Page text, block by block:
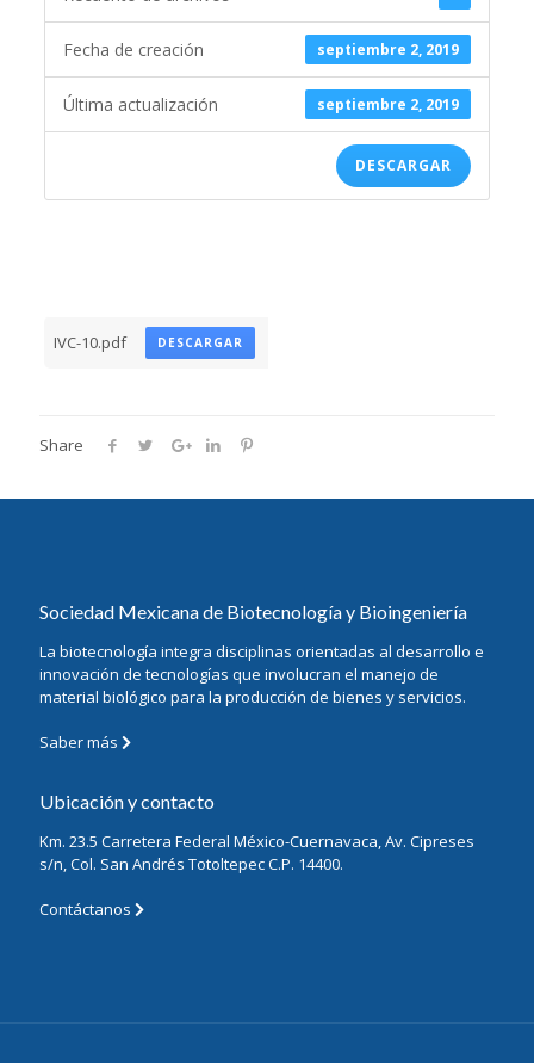
septiembre 2, 2019
Fecha de creación
septiembre 2, 2019
Última actualización
DESCARGAR
IVC-10.pdf DESCARGAR
Share
Sociedad Mexicana de Biotecnología y Bioingeniería
La biotecnología integra disciplinas orientadas al desarrollo e
innovación de tecnologías que involucran el manejo de
material biológico para la producción de bienes y servicios.
Saber más
Ubicación y contacto
Km. 23.5 Carretera Federal México-Cuernavaca, Av. Cipreses
s/n, Col. San Andrés Totoltepec C.P. 14400.
Contáctanos